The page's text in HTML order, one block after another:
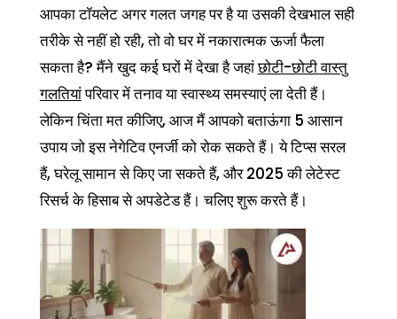
आपका टॉयलेट अगर गलत जगह पर है या उसकी देखभाल सही
तरीके से नहीं हो रही, तो वो घर में नकारात्मक ऊर्जा फैला
सकता है? मैंने खुद कई घरों में देखा है जहांछोटी-छोटी वास्तु
गलतियांपरिवार में तनाव या स्वास्थ्य समस्याएं ला देती हैं।
लेकिन चिंता मत कीजिए, आज मैं आपको बताऊंगा 5 आसान
उपाय जो इस नेगेटिव एनर्जी को रोक सकते हैं। ये टिप्स सरल
हैं, घरेलू सामान से किए जा सकते हैं, और 2025 की लेटेस्ट
रिसर्च के हिसाब से अपडेटेड हैं। चलिए शुरू करते हैं।